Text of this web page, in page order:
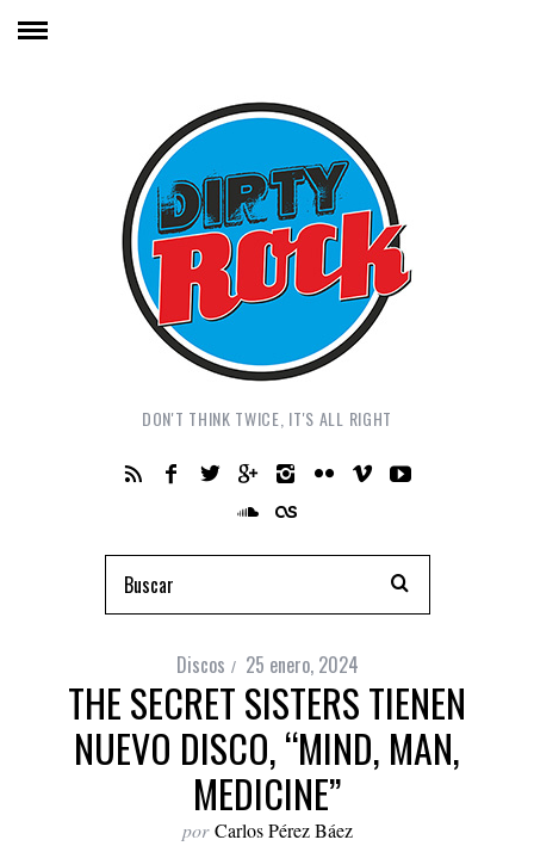
DON'T THINK TWICE, IT'S ALL RIGHT
Discos 25 enero, 2024
THE SECRET SISTERS TIENEN
NUEVO DISCO, “MIND, MAN,
MEDICINE”
por Carlos Pérez Báez